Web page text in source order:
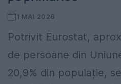
1 MAI 2026
Potrivit Eurostat,
de persoane din
20,9% din populație,